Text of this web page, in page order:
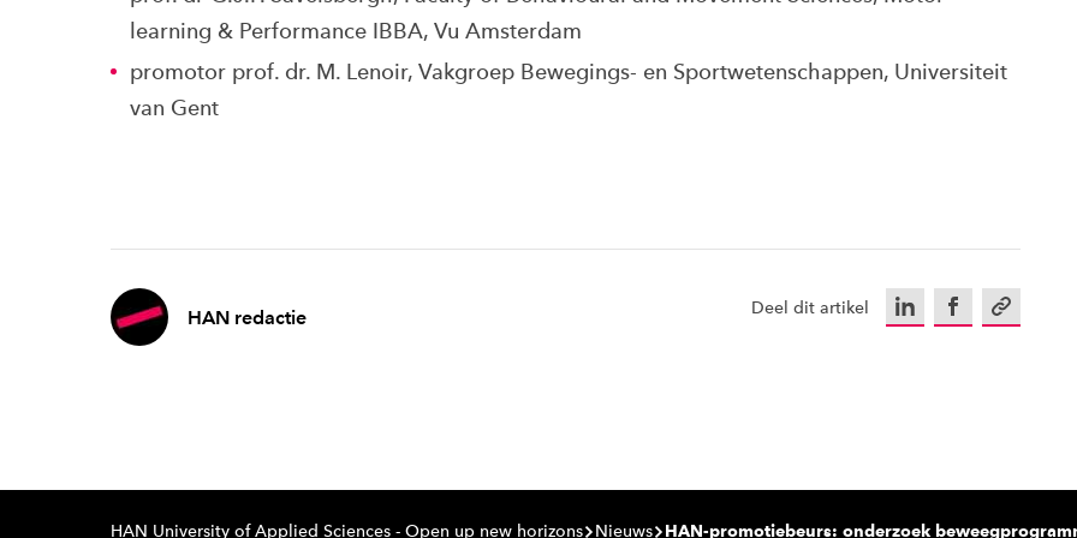
learning & Performance IBBA, Vu Amsterdam
promotor prof. dr. M. Lenoir, Vakgroep Bewegings- en Sportwetenschappen, Universiteit
van Gent
HAN redactie Deel dit artikel LinkedInFacebookKopieer url
HAN University of Applied Sciences - Open up new horizons Nieuws HAN-promotiebeurs: onderzoek